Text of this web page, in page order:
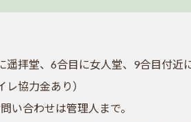
拝堂、6合目に女人堂、9合目付近
協力金あり）
い合わせは管理人まで。